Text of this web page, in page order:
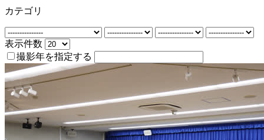
カテゴリ
表示件数
撮影年を指定する